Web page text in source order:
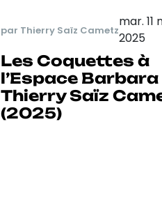
par Thierry Saïz Cametz
mar. 11
2025
Les Coquettes à
l’Espace
Thierry Saïz
(2025)